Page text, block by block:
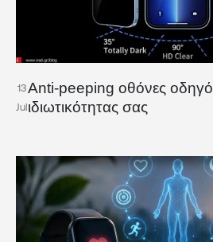
13
Jul
Anti-peeping οθόνες
ιδιωτικότητας σας